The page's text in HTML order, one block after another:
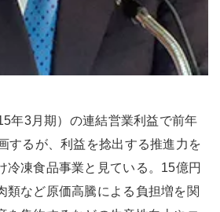
年3月期）の連結営業利益で前年
するが、利益を捻出する推進力を
冷凍食品事業と見ている。15億円
類など原価高騰による負担増を関